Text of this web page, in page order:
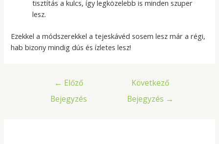
tisztítás a kulcs, így legközelebb is minden szuper
lesz.
Ezekkel a módszerekkel a tejeskávéd sosem lesz már a régi,
hab bizony mindig dús és ízletes lesz!
← Előző
Bejegyzés
Következő
Bejegyzés →